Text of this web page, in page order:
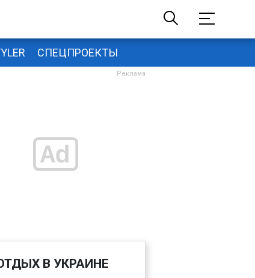
СПЕЦПРОЕКТЫ
В УКРАИНЕ